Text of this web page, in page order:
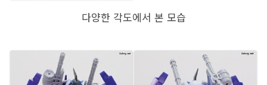
다양한 각도에서 본 모습